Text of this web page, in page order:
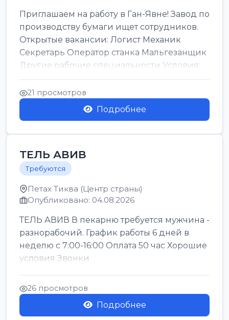
Приглашаем на работу в Ган-Явне! Завод по
производству бумаги ищет сотрудников.
Открытые вакансии: Логист Механик
Секретарь Оператор станка Мальгезанщик
Другие рабочие специальности Условия:
Организов...
21 просмотров
Подробнее
ТЕЛЬ АВИВ
Требуются
Петах Тиква (Центр страны)
Опубликовано: 04.08.2026
ТЕЛЬ АВИВ В пекарню требуется мужчина -
разнорабочий. График работы 6 дней в
неделю с 7:00-16:00 Оплата 50 час Хорошие
условия Звонки
26 просмотров
Подробнее